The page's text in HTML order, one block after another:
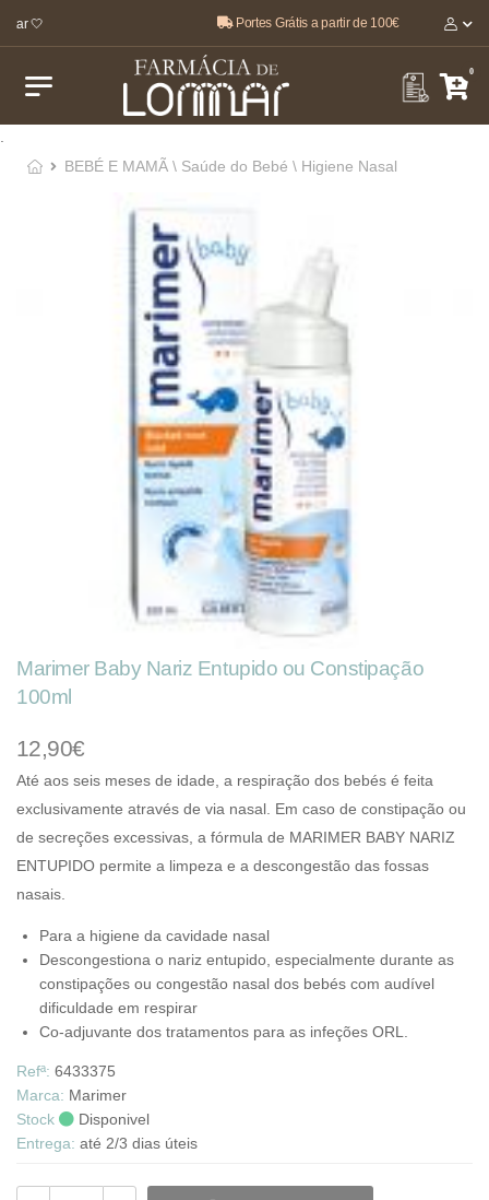
🤍 Portes Grátis a partir de 100€
0
BEBÉ E MAMÃ \ Saúde do Bebé \ Higiene Nasal
Marimer Baby Nariz Entupido ou Constipação
100ml
12,90€
Até aos seis meses de idade, a respiração dos bebés é feita
exclusivamente através de via nasal. Em caso de constipação ou
de secreções excessivas, a fórmula de MARIMER BABY NARIZ
ENTUPIDO permite a limpeza e a descongestão das fossas
nasais.
Para a higiene da cavidade nasal
Descongestiona o nariz entupido, especialmente durante as
constipações ou congestão nasal dos bebés com audível
dificuldade em respirar
Co-adjuvante dos tratamentos para as infeções ORL.
Refª: 6433375
Marca: Marimer
Stock
Disponivel
Entrega: até 2/3 dias úteis